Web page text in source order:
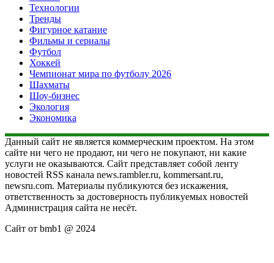
Технологии
Тренды
Фигурное катание
Фильмы и сериалы
Футбол
Хоккей
Чемпионат мира по футболу 2026
Шахматы
Шоу-бизнес
Экология
Экономика
Данный сайт не является коммерческим проектом. На этом
сайте ни чего не продают, ни чего не покупают, ни какие
услуги не оказываются. Сайт представляет собой ленту
новостей RSS канала news.rambler.ru, kommersant.ru,
newsru.com. Материалы публикуются без искажения,
ответственность за достоверность публикуемых новостей
Администрация сайта не несёт.
Сайт от bmb1 @ 2024